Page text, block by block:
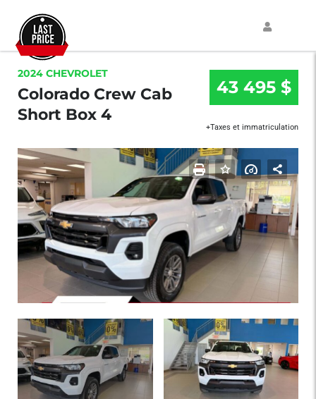
2024 CHEVROLET
Colorado Crew Cab
Short Box 4
43 495 $
+Taxes et immatriculation